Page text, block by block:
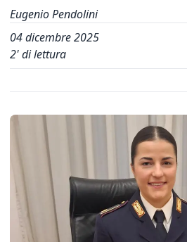
Eugenio Pendolini
04 dicembre 2025
2' di lettura